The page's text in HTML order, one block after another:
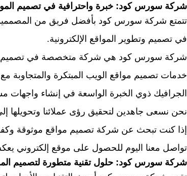
شركة سورس كود: خبرة واحترافية في تصميم
تتمتع شركة سورس كود بأفضل فريق من المصممين
في تصميم وتطوير المواقع الإلكترونية.
شركة سورس كود هي شركة متخصصة في تصميم
خدمات تصميم مواقع الويب المبتكرة والمتجاوبة
الجرافيك ذوي الخبرة الواسعة في إنشاء واجهات
نحن نسعى جاهدين لتحقيق رؤى عملائنا وتحويلها
إذا كنت تبحث عن شركة تصميم مواقع موثوقة
تواصل معنا اليوم للحصول على موقع إلكتروني
شركة سورس كود: حلول تقنية متطورة لتصميم